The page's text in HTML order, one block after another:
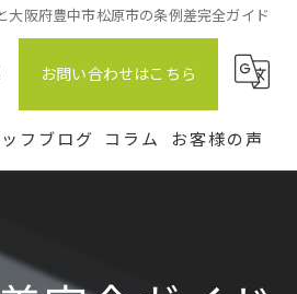
大阪府豊中市松原市の条例差完全ガイド
お問い合わせはこちら
フブログ コラム お客様の声